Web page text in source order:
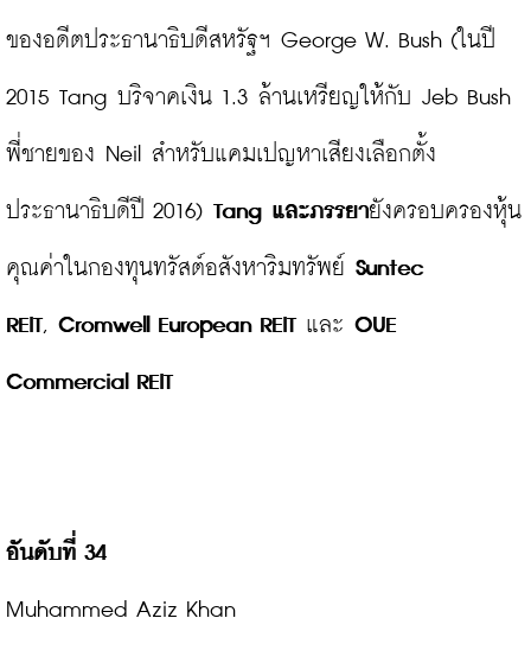
ของอดีตประธานาธิบดีสหรัฐฯ George W. Bush (ในปี
2015 Tang บริจาคเงิน 1.3 ล้านเหรียญให้กับ Jeb Bush
พี่ชายของ Neil สำหรับแคมเปญหาเสียงเลือกตั้ง
ประธานาธิบดีปี 2016) Tang และภรรยายังครอบครองหุ้น
คุณค่าในกองทุนทรัสต์อสังหาริมทรัพย์ Suntec
REIT, Cromwell European REIT และ OUE
Commercial REIT
อันดับที่ 34
Muhammed Aziz Khan